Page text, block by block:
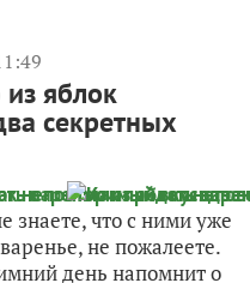
яблок
секретных
знаете, что с ними уже
не пожалеете.
день напомнит о